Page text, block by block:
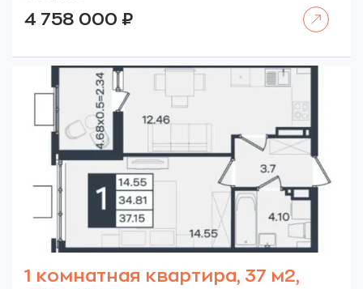
4 758 000 ₽
1 комнатная квартира, 37 м2,